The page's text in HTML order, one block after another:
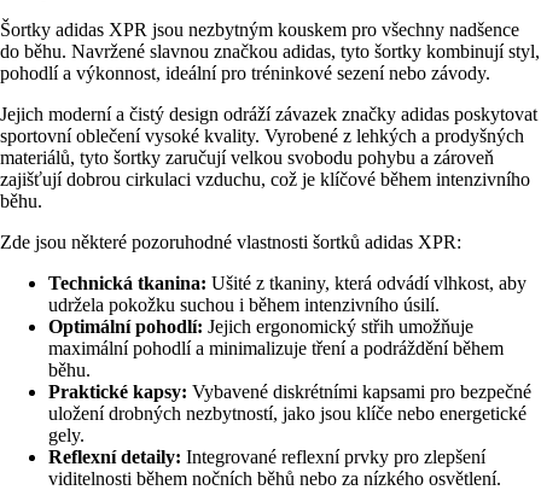
Šortky adidas XPR jsou nezbytným kouskem pro všechny nadšence
do běhu. Navržené slavnou značkou adidas, tyto šortky kombinují styl,
pohodlí a výkonnost, ideální pro tréninkové sezení nebo závody.
Jejich moderní a čistý design odráží závazek značky adidas poskytovat
sportovní oblečení vysoké kvality. Vyrobené z lehkých a prodyšných
materiálů, tyto šortky zaručují velkou svobodu pohybu a zároveň
zajišťují dobrou cirkulaci vzduchu, což je klíčové během intenzivního
běhu.
Zde jsou některé pozoruhodné vlastnosti šortků adidas XPR:
Technická tkanina: Ušité z tkaniny, která odvádí vlhkost, aby
udržela pokožku suchou i během intenzivního úsilí.
Optimální pohodlí: Jejich ergonomický střih umožňuje
maximální pohodlí a minimalizuje tření a podráždění během
běhu.
Praktické kapsy: Vybavené diskrétními kapsami pro bezpečné
uložení drobných nezbytností, jako jsou klíče nebo energetické
gely.
Reflexní detaily: Integrované reflexní prvky pro zlepšení
viditelnosti během nočních běhů nebo za nízkého osvětlení.